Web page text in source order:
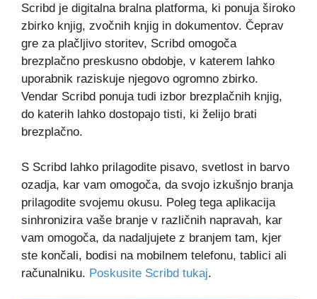
Scribd je digitalna bralna platforma, ki ponuja široko
zbirko knjig, zvočnih knjig in dokumentov. Čeprav
gre za plačljivo storitev, Scribd omogoča
brezplačno preskusno obdobje, v katerem lahko
uporabnik raziskuje njegovo ogromno zbirko.
Vendar Scribd ponuja tudi izbor brezplačnih knjig,
do katerih lahko dostopajo tisti, ki želijo brati
brezplačno.
S Scribd lahko prilagodite pisavo, svetlost in barvo
ozadja, kar vam omogoča, da svojo izkušnjo branja
prilagodite svojemu okusu. Poleg tega aplikacija
sinhronizira vaše branje v različnih napravah, kar
vam omogoča, da nadaljujete z branjem tam, kjer
ste končali, bodisi na mobilnem telefonu, tablici ali
računalniku. Poskusite Scribd tukaj.